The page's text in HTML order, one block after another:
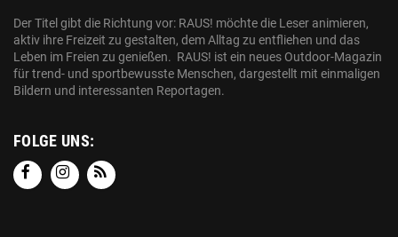
Der Titel gibt die Richtung vor: RAUS! möchte die Leser animieren,
aktiv ihre Freizeit zu gestalten, dem Alltag zu entfliehen und das
Leben im Freien zu genießen. RAUS! ist ein neues Outdoor-Magazin
für trend- und sportbewusste Menschen, dargestellt mit einmaligen
Bildern und interessanten Reportagen.
FOLGE UNS: